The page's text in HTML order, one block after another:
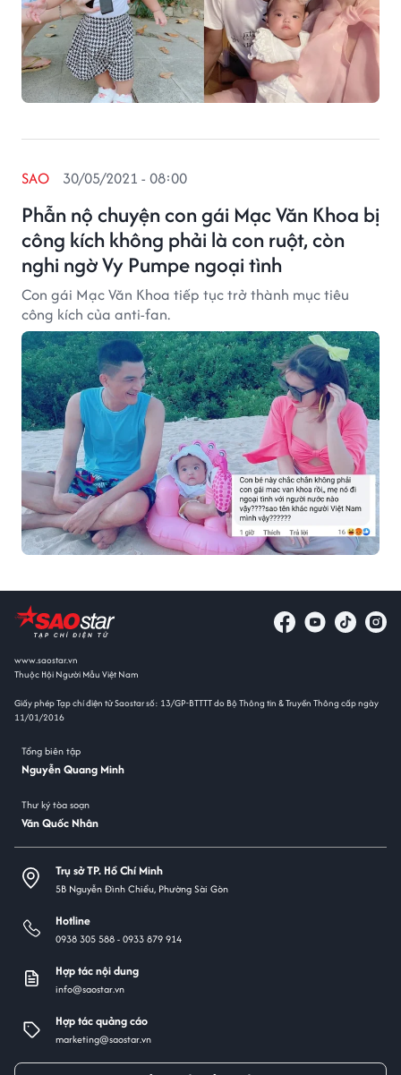
Phẫn nộ chuyện con gái Mạc Văn Khoa bị
công kích không phải là con ruột, còn
nghi ngờ Vy Pumpe ngoại tình
SAO 30/05/2021 - 08:00
Con gái Mạc Văn Khoa tiếp tục trở thành mục tiêu
công kích của anti-fan.
www.saostar.vn
Thuộc Hội Người Mẫu Việt Nam
Giấy phép Tạp chí điện tử Saostar số: 13/GP-BTTTT do Bộ Thông tin & Truyền Thông cấp ngày
11/01/2016
Tổng biên tập
Nguyễn Quang Minh
Thư ký tòa soạn
Văn Quốc Nhân
Trụ sở TP. Hồ Chí Minh
5B Nguyễn Đình Chiểu, Phường Sài Gòn
Hotline
0938 305 588 -0933 879 914
Hợp tác nội dung
info@saostar.vn
Hợp tác quảng cáo
marketing@saostar.vn